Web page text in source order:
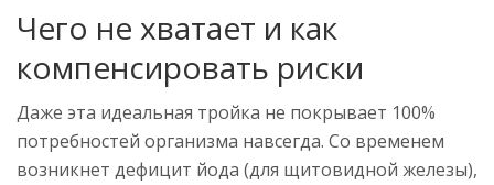
Чего не хватает и как
компенсировать риски
Даже эта идеальная тройка не покрывает 100%
потребностей организма навсегда. Со временем
возникнет дефицит йода (для щитовидной железы),